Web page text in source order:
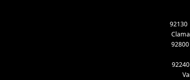
92130
92800
92240